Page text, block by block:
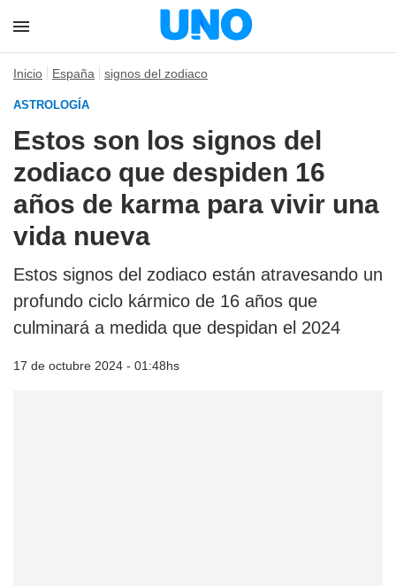
Inicio España signos del zodiaco
ASTROLOGÍA
Estos son los signos del
zodiaco que despiden 16
años de karma para vivir una
vida nueva
Estos signos del zodiaco están atravesando un
profundo ciclo kármico de 16 años que
culminará a medida que despidan el 2024
17 de octubre 2024 - 01:48hs